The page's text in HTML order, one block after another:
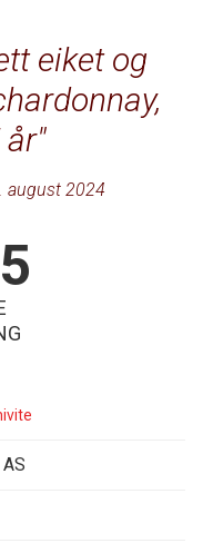
eiket og
år
august 2024